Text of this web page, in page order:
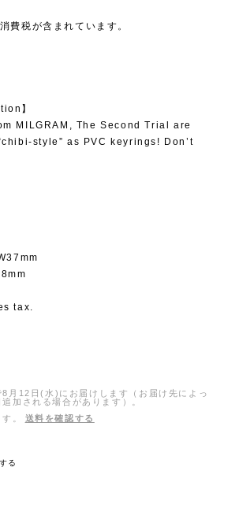
費税が含まれています。
】
MILGRAM, The Second Trial are
style” as PVC keyrings! Don’t
tax.
月12日(水)にお届けします（お届け先によっ
加される場合があります）。
。
送料を確認する
る